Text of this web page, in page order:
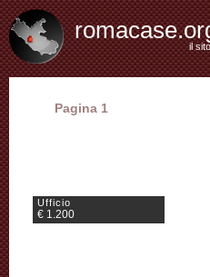
il
Pagina 1
Ufficio
€ 1.200